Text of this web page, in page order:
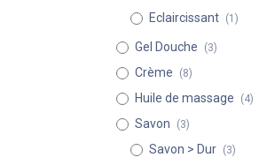
Eclaircissant (1)
Gel Douche (3)
Crème (8)
Huile de massage (4)
Savon (3)
Savon > Dur (3)